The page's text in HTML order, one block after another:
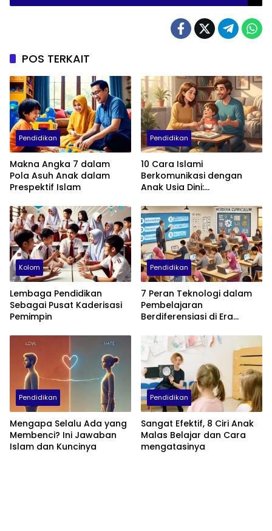
POS TERKAIT
Pendidikan
Makna Angka 7 dalam
Pola Asuh Anak dalam
Prespektif Islam
Pendidikan
10 Cara Islami
Berkomunikasi dengan
Anak Usia Dini:
Empati, dan Cinta
Kolom
Lembaga Pendidikan
Sebagai Pusat Kaderisasi
Pemimpin
Pendidikan
7 Peran Teknologi dalam
Pembelajaran
Berdiferensiasi di Era
Pendidikan
Mengapa Selalu Ada yang
Membenci? Ini Jawaban
Islam dan Kuncinya
Pendidikan
Sangat Efektif, 8 Ciri Anak
Malas Belajar dan Cara
mengatasinya